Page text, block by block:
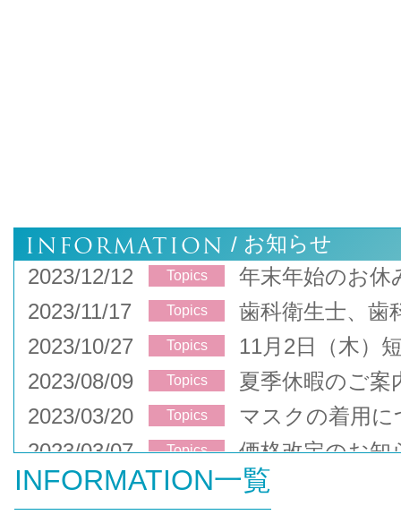
INFORMATION / お知らせ
2023/12/12
Topics
年末年始のお休
2023/11/17
Topics
歯科衛生士、歯
2023/10/27
Topics
11月2日（木）
2023/08/09
Topics
夏季休暇のご案
2023/03/20
Topics
マスクの着用に
2023/03/07
Topics 価格改定のお知
INFORMATION一覧